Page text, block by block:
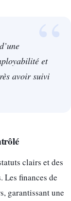
et
avoir suivi
clairs et des
Les finances de
garantissant une